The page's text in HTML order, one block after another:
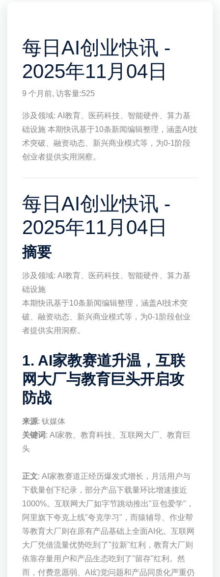
每日AI创业快讯 -
2025年11月04日
9 个月前, 访客量:525
涉及领域: AI教育、医药科技、智能硬件、算力基
础设施 本期快讯基于10条新闻编辑整理，涵盖AI技
术突破、融资动态、新兴商业模式等，为0-1阶段
创业者提供实用洞察。
每日AI创业快讯 -
2025年11月04日
摘要
涉及领域: AI教育、医药科技、智能硬件、算力基
础设施
本期快讯基于10条新闻编辑整理，涵盖AI技术突
破、融资动态、新兴商业模式等，为0-1阶段创业
者提供实用洞察。
1. AI家教赛道升温，互联
网大厂与教育巨头开启攻
防战
来源: 钛媒体
关键词 : AI家教、教育科技、互联网大厂、教育巨
头
正文: AI家教赛道正经历爆发式增长，月活用户与
下载量创下纪录，部分产品下载量环比增速接近
1000%。互联网大厂如字节跳动推出"豆包爱学"，
阿里旗下夸克上线"夸克学习"，而猿辅导、作业帮
等教育大厂则在原有产品基础上全面AI化。互联网
大厂凭借流量优势吃到了"拉新"红利，教育大厂则
依靠存量用户和产品生态吃到了"留存"红利。然
而，付费意愿弱、AI幻觉问题和产品同质化严重仍